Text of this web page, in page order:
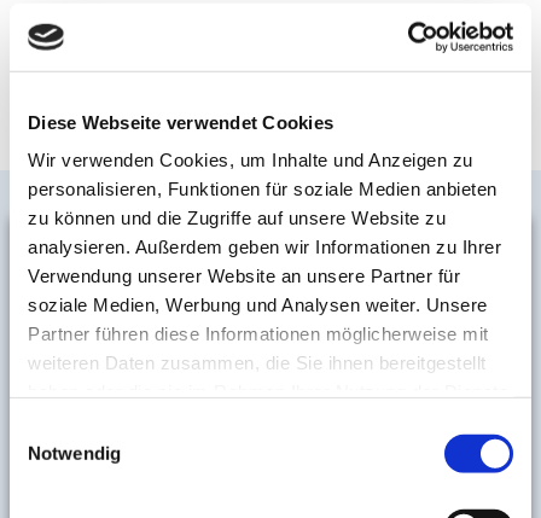
Diese Webseite verwendet Cookies
Wir verwenden Cookies, um Inhalte und Anzeigen zu
personalisieren, Funktionen für soziale Medien anbieten
zu können und die Zugriffe auf unsere Website zu
analysieren. Außerdem geben wir Informationen zu Ihrer
Verwendung unserer Website an unsere Partner für
soziale Medien, Werbung und Analysen weiter. Unsere
Partner führen diese Informationen möglicherweise mit
weiteren Daten zusammen, die Sie ihnen bereitgestellt
Notwendig
Lehnen Sie sich zurück. Alle diese Informationen
recherchieren wir für Sie und hinterlegen diese in Ihrer